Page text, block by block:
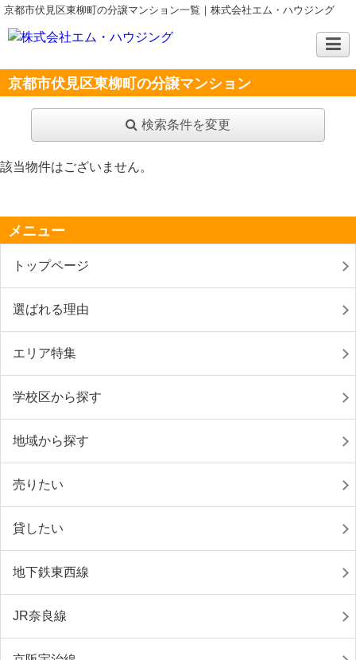
京都市伏見区東柳町の分譲マンション一覧｜株式会社エム・ハウジング
京都市伏見区東柳町の分譲マンション
検索条件を変更
該当物件はございません。
メニュー
トップページ
選ばれる理由
エリア特集
学校区から探す
地域から探す
売りたい
貸したい
地下鉄東西線
JR奈良線